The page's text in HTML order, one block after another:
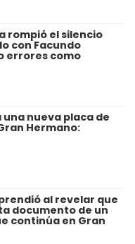
rompió el silencio
con Facundo
errores como
nueva placa de
Hermano:
al revelar que
documento de un
continúa en Gran